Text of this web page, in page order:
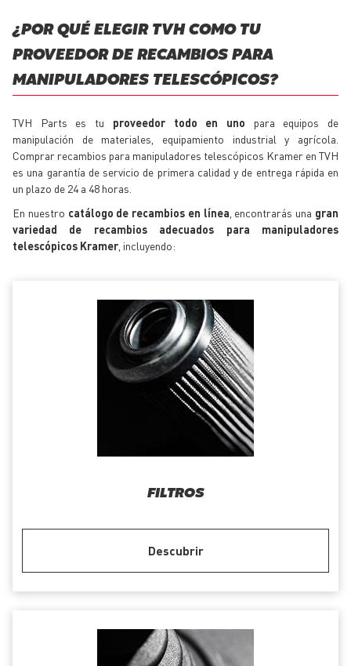
¿POR QUÉ ELEGIR TVH COMO TU
PROVEEDOR DE RECAMBIOS PARA
MANIPULADORES TELESCÓPICOS?
TVH Parts es tu proveedor todo en uno para equipos de
manipulación de materiales, equipamiento industrial y agrícola.
Comprar recambios para manipuladores telescópicos Kramer en TVH
es una garantía de servicio de primera calidad y de entrega rápida en
un plazo de 24 a 48 horas.
En nuestro catálogo de recambios en línea , encontrarás una gran
variedad de recambios adecuados para manipuladores
telescópicos Kramer , incluyendo:
FILTROS
Descubrir